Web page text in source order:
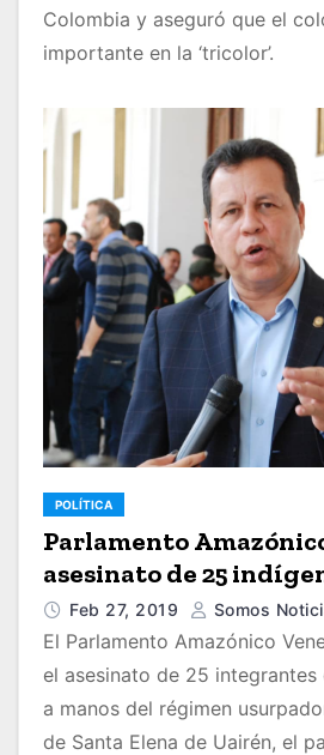
Colombia y aseguró que el
importante en la ‘tricolor’.
POLÍTICA
Parlamento
asesinato de 25
Feb 27, 2019 Somos
El Parlamento Amazónico
el asesinato de 25 integrantes
a manos del régimen
de Santa Elena de Uairén, el